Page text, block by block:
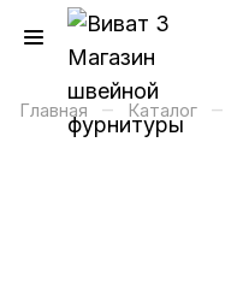
Главная – Каталог –